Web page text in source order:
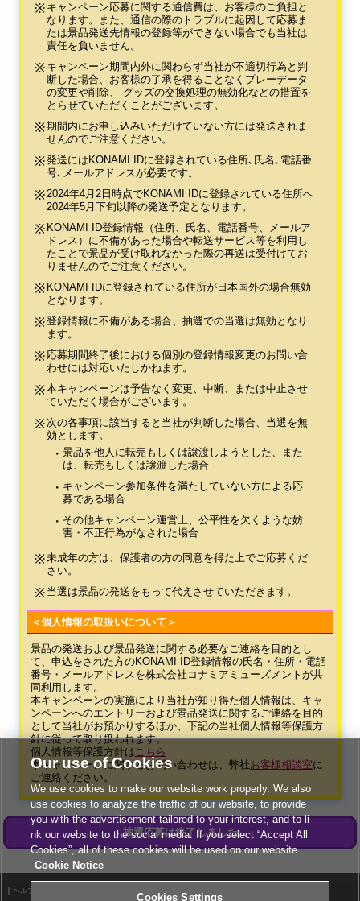
キャンペーン応募に関する通信費は、お客様のご負担と
なります。また、通信の際のトラブルに起因して応募ま
たは景品発送先情報の登録等ができない場合でも当社は
責任を負いません。
キャンペーン期間内外に関わらず当社が不適切行為と判
断した場合、お客様の了承を得ることなくプレーデータ
の変更や削除、 グッズの交換処理の無効化などの措置を
とらせていただくことがございます。
期間内にお申し込みいただけていない方には発送されま
せんのでご注意ください。
発送にはKONAMI IDに登録されている住所､氏名､電話番
号､メールアドレスが必要です。
2024年4月2日時点でKONAMI IDに登録されている住所へ
2024年5月下旬以降の発送予定となります。
KONAMI ID登録情報（住所、氏名、電話番号、メールア
ドレス）に不備があった場合や転送サービス等を利用し
たことで景品が受け取れなかった際の再送は受付けてお
りませんのでご注意ください。
KONAMI IDに登録されている住所が日本国外の場合無効
となります。
登録情報に不備がある場合、抽選での当選は無効となり
ます。
応募期間終了後における個別の登録情報変更のお問い合
わせには対応いたしかねます。
本キャンペーンは予告なく変更、中断、または中止させ
ていただく場合がございます。
次の各事項に該当すると当社が判断した場合、当選を無
効とします。
景品を他人に転売もしくは譲渡しようとした、また
は、転売もしくは譲渡した場合
キャンペーン参加条件を満たしていない方による応
募である場合
その他キャンペーン運営上、公平性を欠くような妨
害・不正行為がなされた場合
未成年の方は、保護者の方の同意を得た上でご応募くだ
さい。
当選は景品の発送をもって代えさせていただきます。
＜個人情報の取扱いについて＞
景品の発送および景品発送に関する必要なご連絡を目的とし
て、申込をされた方のKONAMI ID登録情報の氏名・住所・電話
番号・メールアドレスを株式会社コナミアミューズメントが共
同利用します。
本キャンペーンの実施により当社が知り得た個人情報は、キャ
ンペーンへのエントリーおよび景品発送に関するご連絡を目的
として当社がお預かりするほか、下記の当社個人情報等保護方
針に従って取り扱われます。
個人情報等保護方針は こちら
本キャンペーンに関するお問い合わせは、弊社お客様相談室に
ご連絡ください。
抽選応募は終了しました
ヘルプ
Our use of Cookies
We use cookies to make our website work properly. We also
use cookies to analyze the traffic of our website, to provide
you with the advertisement tailored to your interest, and to li
nk our website to the social media. If you select “Accept All
Cookies”, all of these cookies will be used on our website.
Cookie Notice
Cookies Settings